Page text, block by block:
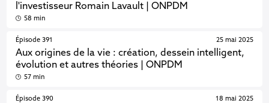
l'investisseur Romain Lavault | ONPDM
58 min
Épisode 391
Aux origines de la vie : création, dessein intelligent,
évolution et autres théories | ONPDM
25 mai 2025
57 min
Épisode 390 18 mai 2025